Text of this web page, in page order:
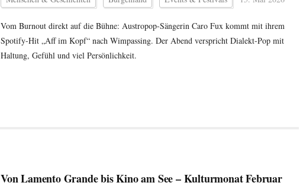
Vom Burnout direkt auf die Bühne: Austropop-Sängerin Caro Fux kommt mit ihrem
Spotify-Hit „Aff im Kopf“ nach Wimpassing. Der Abend verspricht Dialekt-Pop mit
Haltung, Gefühl und viel Persönlichkeit.
Von Lamento Grande bis Kino am See – Kulturmonat Februar